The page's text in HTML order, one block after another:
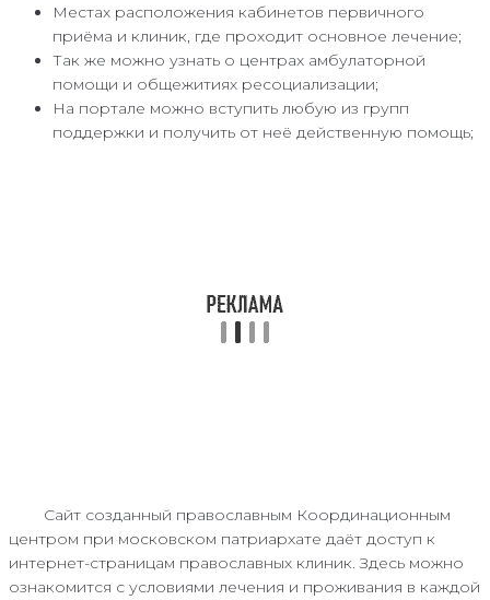
Местах расположения кабинетов первичного
приёма и клиник, где проходит основное лечение;
Так же можно узнать о центрах амбулаторной
помощи и общежитиях ресоциализации;
На портале можно вступить любую из групп
поддержки и получить от неё действенную помощь;
Сайт созданный православным Координационным
центром при московском патриархате даёт доступ к
интернет-страницам православных клиник. Здесь можно
ознакомится с условиями лечения и проживания в каждой